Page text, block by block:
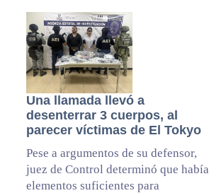
Una llamada llevó a
desenterrar 3 cuerpos, al
parecer víctimas de El Tokyo
Pese a argumentos de su defensor,
juez de Control determinó que había
elementos suficientes para